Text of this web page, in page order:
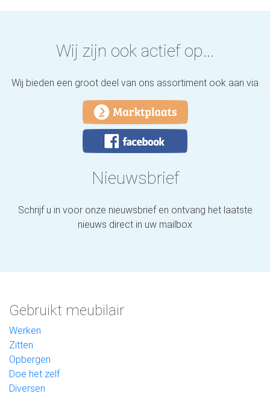
Wij zijn ook actief op...
Wij bieden een groot deel van ons assortiment ook aan via
Nieuwsbrief
Schrijf u in voor onze nieuwsbrief en ontvang het laatste
nieuws direct in uw mailbox
Gebruikt meubilair
Werken
Zitten
Opbergen
Doe het zelf
Diversen